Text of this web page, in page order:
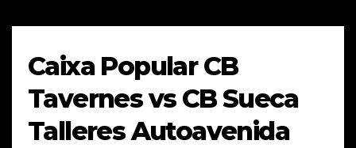
Caixa Popular CB
Tavernes vs CB Sueca
Talleres Autoavenida